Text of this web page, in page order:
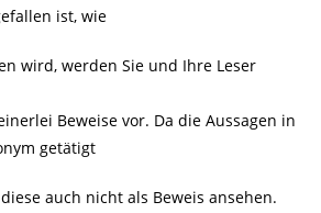
ist, wie
wird, werden Sie und Ihre Leser
Beweise vor. Da die Aussagen in
getätigt
auch nicht als Beweis ansehen.